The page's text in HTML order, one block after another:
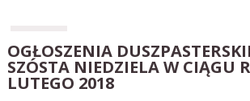
OGŁOSZENIA
SZÓSTA NIEDZIELA W CIĄGU
LUTEGO 2018